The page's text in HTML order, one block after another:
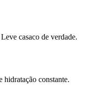
casaco de verdade.
hidratação constante.